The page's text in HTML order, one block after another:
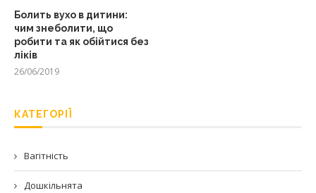
Болить вухо в дитини:
чим знеболити, що
робити та як обійтися без
ліків
26/06/2019
КАТЕГОРІЇ
Вагітність
Дошкільнята